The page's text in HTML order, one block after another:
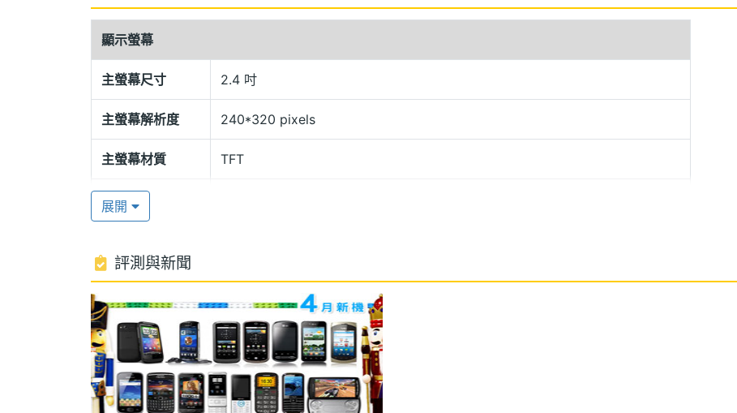
享受豐富的娛樂功能
K-Touch E329 還搭載 200 萬畫素相機，可收納 2000 筆電話簿、200 封簡訊；內置 A2DP
而且還可支援 JAVA 及 A+WORLD 加值服務，讓您能夠擴充更多的娛樂功能。
K-Touch E329 功能特色
◎ CDMA 800 + GSM 900 / 1800
◎ CDMA + GSM 雙模雙待機
◎ 直立式機身設計
◎ 支援亞太雙模卡
◎ 2.4 吋 26 萬色 TFT 彩色觸控螢幕
顯示螢幕
主螢幕尺寸 2.4 吋
主螢幕解析度 240*320 pixels
主螢幕材質 TFT
主螢幕色彩
主相機畫素 200 萬畫素
硬體效能
展開
評測與新聞